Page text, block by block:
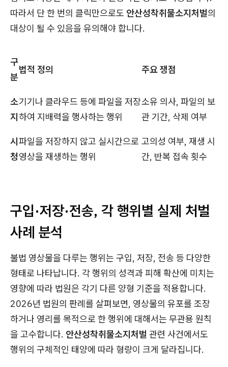
따라서 단 한 번의 클릭만으로도 안산성착취물소지처벌의
대상이 될 수 있음을 유의해야 합니다.
구
분
법적 정의 주요 쟁점
소
지
기기나 클라우드 등에 파일을 저장
하여 지배력을 행사하는 행위
소유 의사, 파일의 보
관 기간, 삭제 여부
시
청
파일을 저장하지 않고 실시간으로
영상을 재생하는 행위
고의성 여부, 재생 시
간, 반복 접속 횟수
구입·저장·전송, 각 행위별 실제 처벌
사례 분석
불법 영상물을 다루는 행위는 구입, 저장, 전송 등 다양한
형태로 나타납니다. 각 행위의 성격과 피해 확산에 미치는
영향에 따라 법원은 각기 다른 양형 기준을 적용합니다.
2026년 법원의 판례를 살펴보면, 영상물의 유포를 조장
하거나 영리를 목적으로 한 행위에 대해서는 무관용 원칙
을 고수합니다. 안산성착취물소지처벌 관련 사건에서도
행위의 구체적인 태양에 따라 형량이 크게 달라집니다.